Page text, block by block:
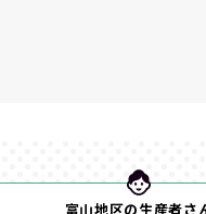
富山地区の生産者さ